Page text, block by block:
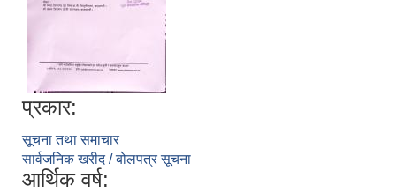
प्रकार:
सूचना तथा समाचार
सार्वजनिक खरीद / बोलपत्र सूचना
आर्थिक वर्ष: